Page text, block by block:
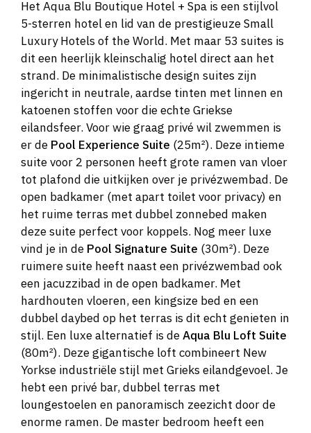
Het Aqua Blu Boutique Hotel + Spa is een stijlvol
5-sterren hotel en lid van de prestigieuze Small
Luxury Hotels of the World. Met maar 53 suites is
dit een heerlijk kleinschalig hotel direct aan het
strand. De minimalistische design suites zijn
ingericht in neutrale, aardse tinten met linnen en
katoenen stoffen voor die echte Griekse
eilandsfeer. Voor wie graag privé wil zwemmen is
er de Pool Experience Suite (25m²). Deze intieme
suite voor 2 personen heeft grote ramen van vloer
tot plafond die uitkijken over je privézwembad. De
open badkamer (met apart toilet voor privacy) en
het ruime terras met dubbel zonnebed maken
deze suite perfect voor koppels. Nog meer luxe
vind je in de Pool Signature Suite (30m²). Deze
ruimere suite heeft naast een privézwembad ook
een jacuzzibad in de open badkamer. Met
hardhouten vloeren, een kingsize bed en een
dubbel daybed op het terras is dit echt genieten in
stijl. Een luxe alternatief is deAqua Blu Loft Suite
(80m²). Deze gigantische loft combineert New
Yorkse industriële stijl met Grieks eilandgevoel. Je
hebt een privé bar, dubbel terras met
loungestoelen en panoramisch zeezicht door de
enorme ramen. De master bedroom heeft een